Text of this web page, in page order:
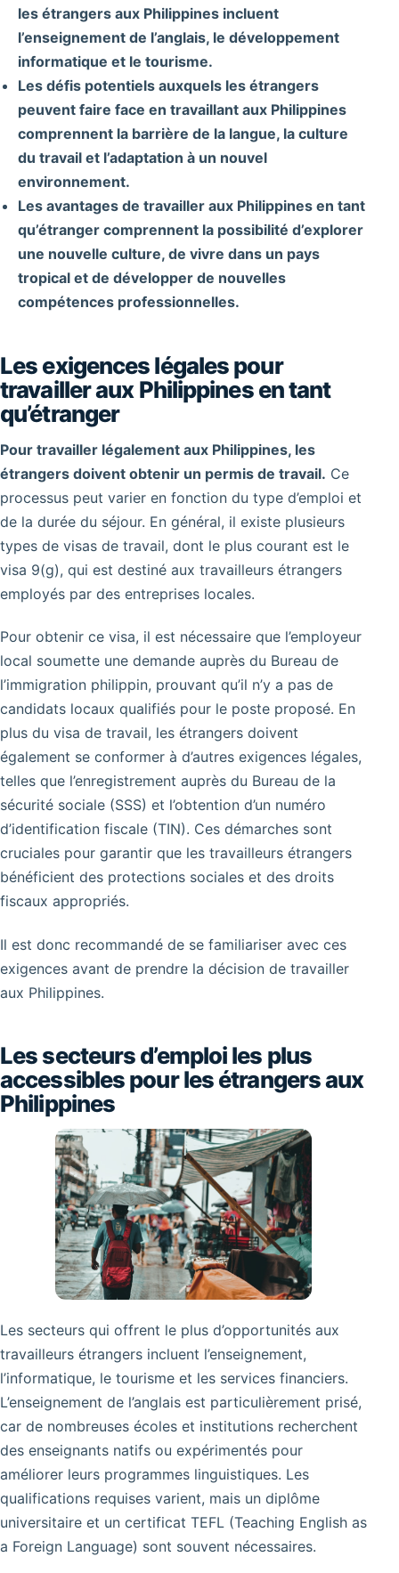
les étrangers aux Philippines incluent
l’enseignement de l’anglais, le développement
informatique et le tourisme.
Les défis potentiels auxquels les étrangers
peuvent faire face en travaillant aux Philippines
comprennent la barrière de la langue, la culture
du travail et l’adaptation à un nouvel
environnement.
Les avantages de travailler aux Philippines en tant
qu’étranger comprennent la possibilité d’explorer
une nouvelle culture, de vivre dans un pays
tropical et de développer de nouvelles
compétences professionnelles.
Les exigences légales pour
travailler aux Philippines en tant
qu’étranger
Pour travailler légalement aux Philippines, les
étrangers doivent obtenir un permis de travail. Ce
processus peut varier en fonction du type d’emploi et
de la durée du séjour. En général, il existe plusieurs
types de visas de travail, dont le plus courant est le
visa 9(g), qui est destiné aux travailleurs étrangers
employés par des entreprises locales.
Pour obtenir ce visa, il est nécessaire que l’employeur
local soumette une demande auprès du Bureau de
l’immigration philippin, prouvant qu’il n’y a pas de
candidats locaux qualifiés pour le poste proposé. En
plus du visa de travail, les étrangers doivent
également se conformer à d’autres exigences légales,
telles que l’enregistrement auprès du Bureau de la
sécurité sociale (SSS) et l’obtention d’un numéro
d’identification fiscale (TIN). Ces démarches sont
cruciales pour garantir que les travailleurs étrangers
bénéficient des protections sociales et des droits
fiscaux appropriés.
Il est donc recommandé de se familiariser avec ces
exigences avant de prendre la décision de travailler
aux Philippines.
Les secteurs d’emploi les plus
accessibles pour les étrangers aux
Philippines
Les secteurs qui offrent le plus d’opportunités aux
travailleurs étrangers incluent l’enseignement,
l’informatique, le tourisme et les services financiers.
L’enseignement de l’anglais est particulièrement prisé,
car de nombreuses écoles et institutions recherchent
des enseignants natifs ou expérimentés pour
améliorer leurs programmes linguistiques. Les
qualifications requises varient, mais un diplôme
universitaire et un certificat TEFL (Teaching English as
a Foreign Language) sont souvent nécessaires.